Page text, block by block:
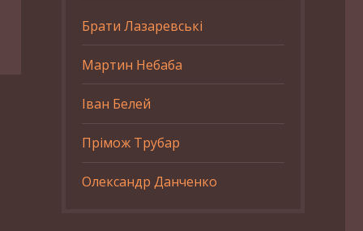
Брати Лазаревські
Мартин Небаба
Іван Белей
Прімож Трубар
Олександр Данченко